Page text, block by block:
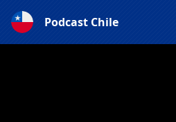
Podcast Chile